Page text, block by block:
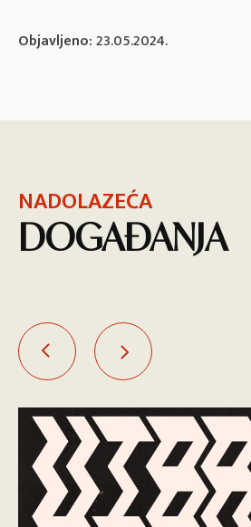
Objavljeno:23.05.2024.
NADOLAZEĆA
DOGAĐANJA